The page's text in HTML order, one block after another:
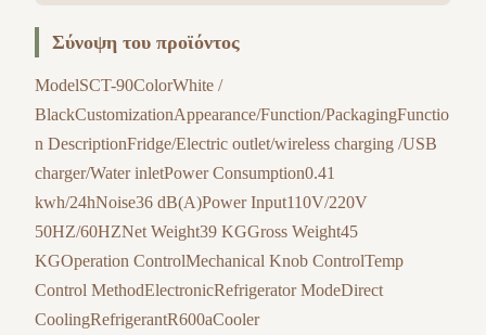
Σύνοψη του προϊόντος
ModelSCT-90ColorWhite /
BlackCustomizationAppearance/Function/PackagingFunctio
n DescriptionFridge/Electric outlet/wireless charging /USB
charger/Water inletPower Consumption0.41
kwh/24hNoise36 dB(A)Power Input110V/220V
50HZ/60HZNet Weight39 KGGross Weight45
KGOperation ControlMechanical Knob ControlTemp
Control MethodElectronicRefrigerator ModeDirect
CoolingRefrigerantR600aCooler